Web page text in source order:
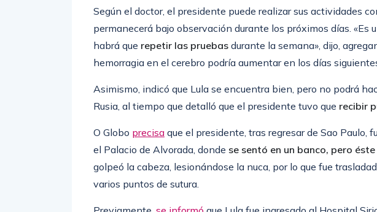
Según el doctor, el presidente puede realizar sus actividades
permanecerá bajo observación durante los próximos días. «Es
habrá que repetir las pruebas durante la semana», dijo,
hemorragia en el cerebro podría aumentar en los días
Asimismo, indicó que Lula se encuentra bien, pero no podrá
Rusia, al tiempo que detalló que el presidente tuvo que recibir
O Globo precisa que el presidente, tras regresar de Sao Paulo,
el Palacio de Alvorada, donde se sentó en un banco, pero
golpeó la cabeza, lesionándose la nuca, por lo que fue
varios puntos de sutura.